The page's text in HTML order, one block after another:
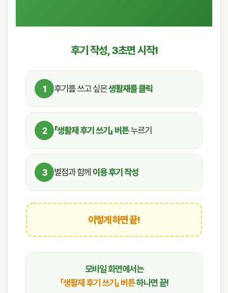
후기 작성, 3초면 시작!
1 후기를 쓰고 싶은생활재를 클릭
2 「생활재 후기 쓰기」 버튼누르기
3 별점과 함께 이용 후기 작성
이렇게 하면 끝!
모바일 화면에서는
「생활재 후기 쓰기」 버튼하나면 끝!